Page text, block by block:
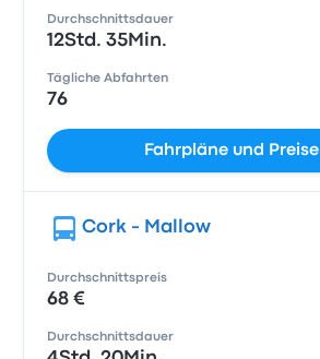
Durchschnittsdauer
12Std. 35Min.
Tägliche Abfahrten
76
Fahrpläne und Preise
Cork - Mallow
Durchschnittspreis
68 €
Durchschnittsdauer